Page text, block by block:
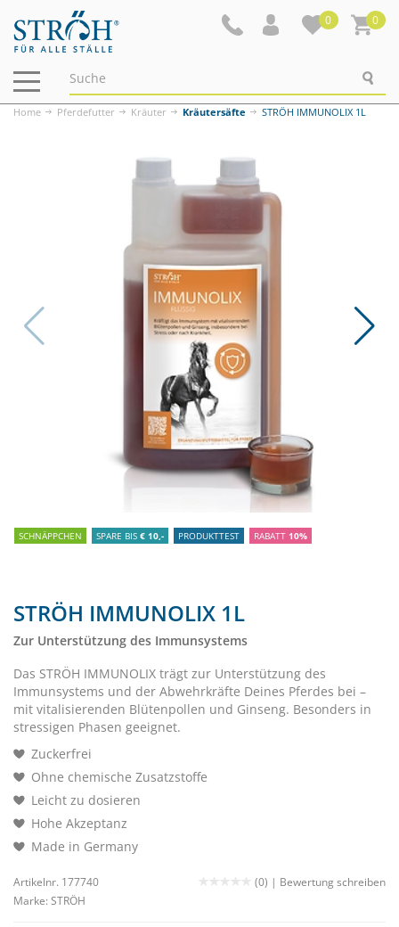
0 0
Navigation
ein-/ausblenden
Home Pferdefutter Kräuter Kräutersäfte STRÖH IMMUNOLIX 1L
SCHNÄPPCHEN SPARE BIS € 10,- PRODUKTTEST RABATT 10%
STRÖH IMMUNOLIX 1L
Zur Unterstützung des Immunsystems
Das STRÖH IMMUNOLIX trägt zur Unterstützung des
Immunsystems und der Abwehrkräfte Deines Pferdes bei –
mit vitalisierenden Blütenpollen und Ginseng. Besonders in
stressigen Phasen geeignet.
Zuckerfrei
Ohne chemische Zusatzstoffe
Leicht zu dosieren
Hohe Akzeptanz
Made in Germany
Artikelnr. 177740 (0) | Bewertung schreiben
Marke: STRÖH